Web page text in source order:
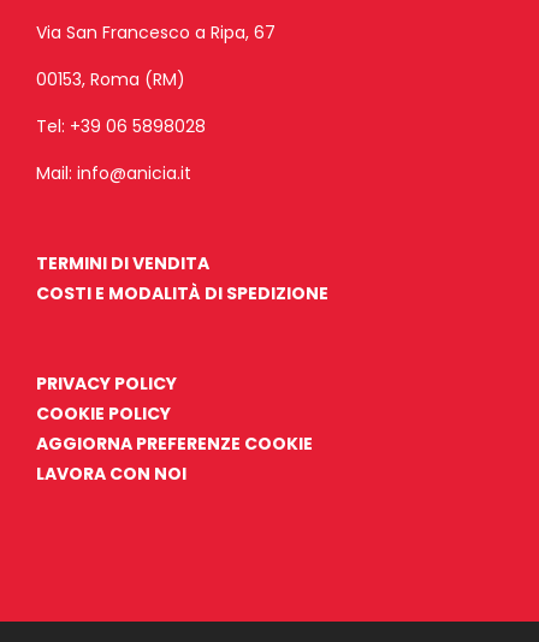
Via San Francesco a Ripa, 67
00153, Roma (RM)
Tel: +39 06 5898028
Mail: info@anicia.it
TERMINI DI VENDITA
COSTI E MODALITÀ DI SPEDIZIONE
PRIVACY POLICY
COOKIE POLICY
AGGIORNA PREFERENZE COOKIE
LAVORA CON NOI